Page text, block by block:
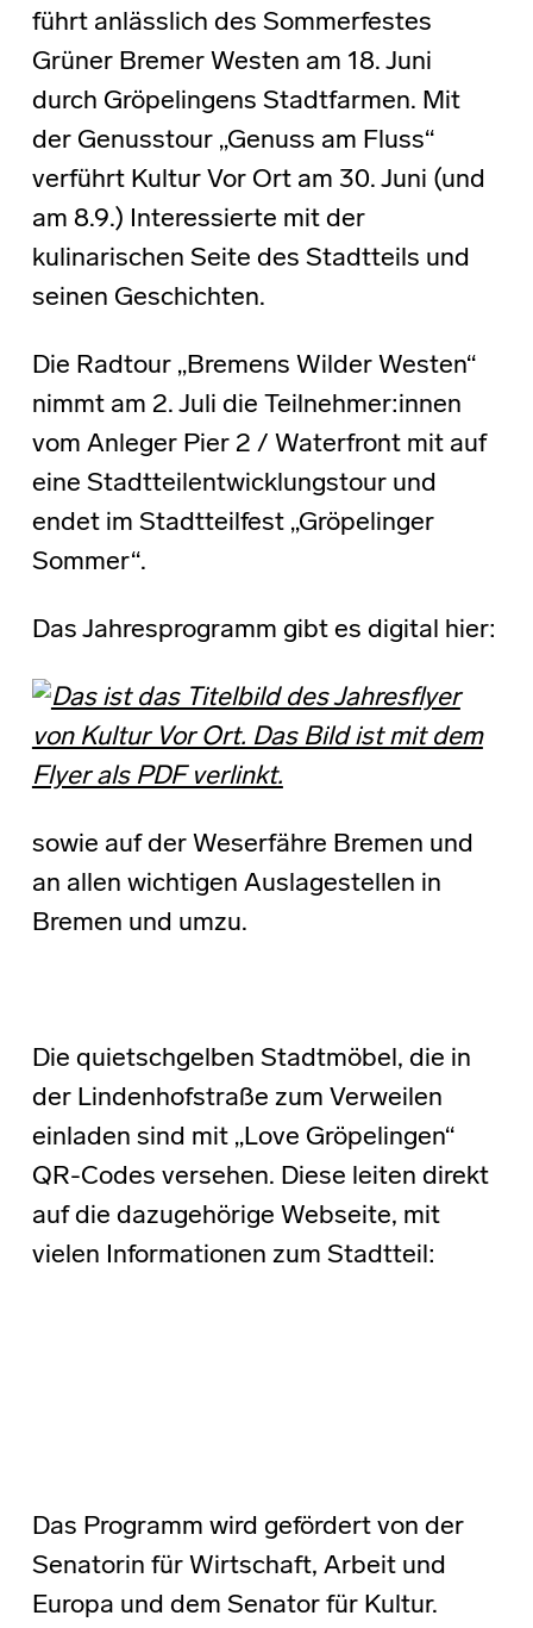
führt anlässlich des Sommerfestes
Grüner Bremer Westen am 18. Juni
durch Gröpelingens Stadtfarmen. Mit
der Genusstour „Genuss am Fluss“
verführt Kultur Vor Ort am 30. Juni (und
am 8.9.) Interessierte mit der
kulinarischen Seite des Stadtteils und
seinen Geschichten.
Die Radtour „Bremens Wilder Westen“
nimmt am 2. Juli die Teilnehmer:innen
vom Anleger Pier 2 / Waterfront mit auf
eine Stadtteilentwicklungstour und
endet im Stadtteilfest „Gröpelinger
Sommer“.
Das Jahresprogramm gibt es digital hier:
sowie auf der Weserfähre Bremen und
an allen wichtigen Auslagestellen in
Bremen und umzu.
Die quietschgelben Stadtmöbel, die in
der Lindenhofstraße zum Verweilen
einladen sind mit „Love Gröpelingen“
QR-Codes versehen. Diese leiten direkt
auf die dazugehörige Webseite, mit
vielen Informationen zum Stadtteil:
Das Programm wird gefördert von der
Senatorin für Wirtschaft, Arbeit und
Europa und dem Senator für Kultur.